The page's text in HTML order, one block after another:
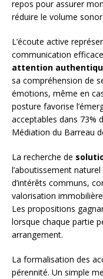
repos pour assurer
réduire le volume
L’écoute active
communication
attention
sa compréhension de
émotions, même en
posture favorise
acceptables dans 73%
Médiation du Barreau
La recherche de
l’aboutissement naturel
d’intérêts communs,
valorisation
Les propositions
lorsque chaque partie
arrangement.
La formalisation des
pérennité. Un simple